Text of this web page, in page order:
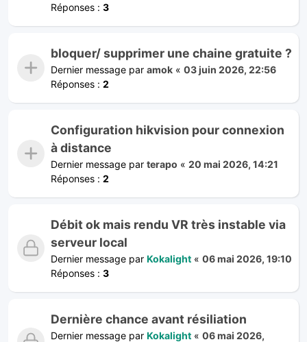
Réponses : 3
bloquer/ supprimer une chaine gratuite ?
Dernier message par amok « 03 juin 2026, 22:56
Réponses : 2
Configuration hikvision pour connexion
à distance
Dernier message par terapo « 20 mai 2026, 14:21
Réponses : 2
Débit ok mais rendu VR très instable via
serveur local
Dernier message par Kokalight « 06 mai 2026, 19:10
Réponses : 3
Dernière chance avant résiliation
Dernier message par Kokalight « 06 mai 2026,